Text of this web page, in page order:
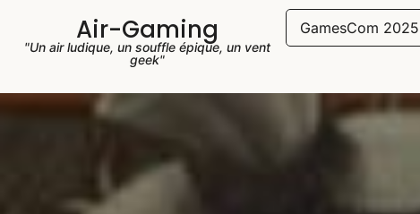
Air-Gaming
"Un air ludique, un souffle épique, un vent
geek"
GamesCom 2025